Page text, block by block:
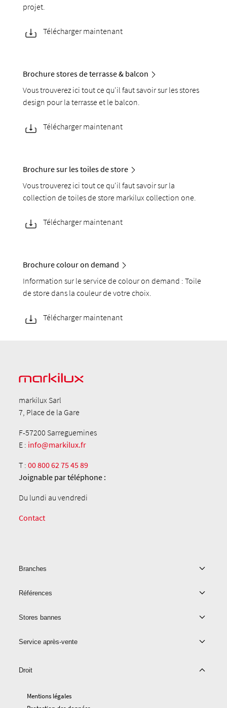
projet.
Télécharger maintenant
Brochure stores de terrasse & balcon
Vous trouverez ici tout ce qu'il faut savoir sur les stores
design pour la terrasse et le balcon.
Télécharger maintenant
Brochure sur les toiles de store
Vous trouverez ici tout ce qu'il faut savoir sur la
collection de toiles de store markilux collection one.
Télécharger maintenant
Brochure colour on demand
Information sur le service de colour on demand : Toile
de store dans la couleur de votre choix.
Télécharger maintenant
markilux Sarl
7, Place de la Gare
F-57200 Sarreguemines
E : info@markilux.fr
T :00 800 62 75 45 89
Joignable par téléphone :
Du lundi au vendredi
Contact
Branches
Références
Stores bannes
Service après-vente
Droit
Mentions légales